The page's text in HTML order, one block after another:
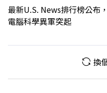
最新U.S. News排行榜公布
電腦科學異軍突起
換